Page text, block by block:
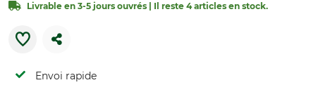
Livrable en 3-5 jours ouvrés | Il reste 4 articles en stock.
Envoi rapide